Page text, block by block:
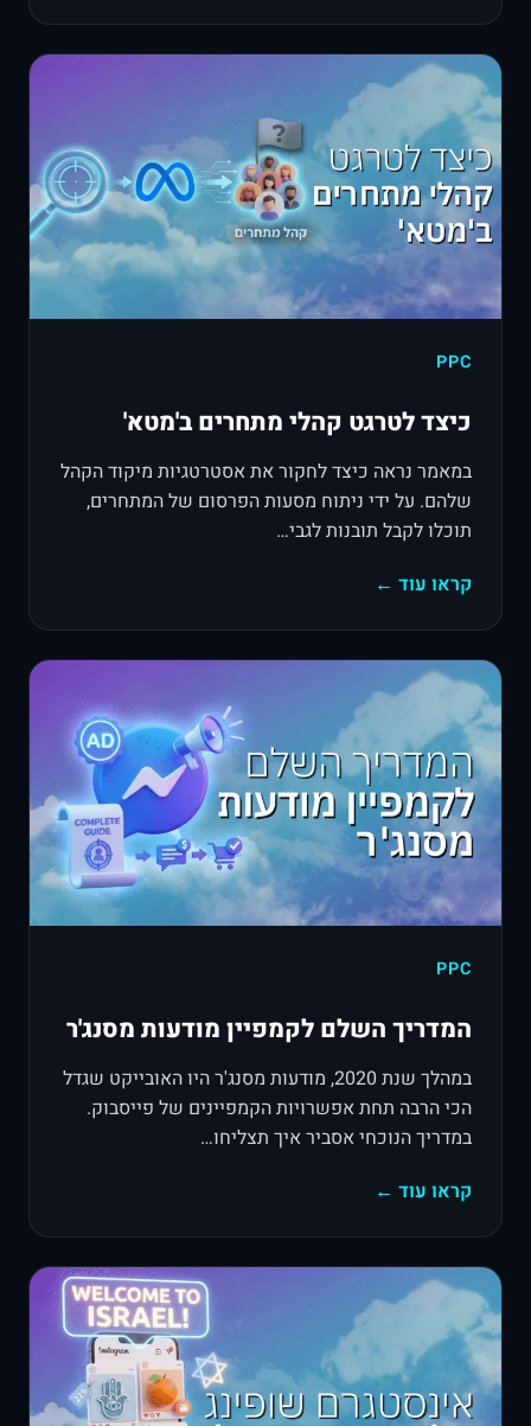
PPC
כיצד לטרגט קהלי מתחרים ב'מטא'
במאמר נראה כיצד לחקור את אסטרטגיות מיקוד הקהל
שלהם. על ידי ניתוח מסעות הפרסום של המתחרים,
תוכלו לקבל תובנות לגבי…
קראו עוד ←
PPC
המדריך השלם לקמפיין מודעות מסנג'ר
במהלך שנת 2020, מודעות מסנג'ר היו האובייקט שגדל
הכי הרבה תחת אפשרויות הקמפיינים של פייסבוק.
במדריך הנוכחי אסביר איך תצליחו…
קראו עוד ←